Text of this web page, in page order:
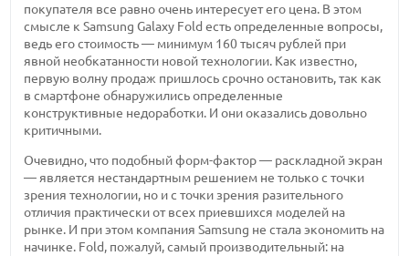
покупателя все равно очень интересует его цена. В этом
смысле к Samsung Galaxy Fold есть определенные вопросы,
ведь его стоимость — минимум 160 тысяч рублей при
явной необкатанности новой технологии. Как известно,
первую волну продаж пришлось срочно остановить, так как
в смартфоне обнаружились определенные
конструктивные недоработки. И они оказались довольно
критичными.
Очевидно, что подобный форм-фактор — раскладной экран
— является нестандартным решением не только с точки
зрения технологии, но и с точки зрения разительного
отличия практически от всех приевшихся моделей на
рынке. И при этом компания Samsung не стала экономить на
начинке. Fold, пожалуй, самый производительный: на